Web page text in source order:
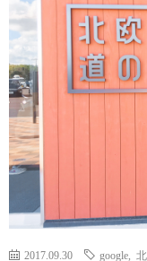
2017.09.30 google